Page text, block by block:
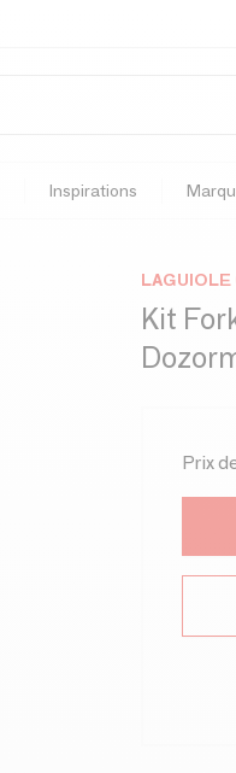
Inspirations
LAGUIOLE
Kit
Prix